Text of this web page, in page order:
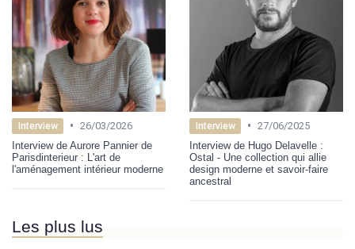
Interview • 26/03/2026
Interview de Aurore Pannier de
Parisdinterieur : L'art de
l'aménagement intérieur moderne
Interview • 27/06/2025
Interview de Hugo Delavelle :
Ostal - Une collection qui allie
design moderne et savoir-faire
ancestral
Les plus lus